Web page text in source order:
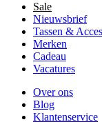
Sale
Nieuwsbrief
Tassen &
Merken
Cadeau
Vacatures
Over ons
Blog
Klantenservice